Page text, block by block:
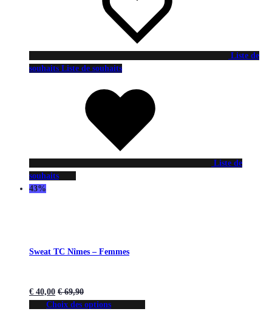
Liste de
souhaits Liste de souhaits
Liste de
souhaits
43%
Sweat TC Nîmes – Femmes
€ 40,00 €69,90
Choix des options